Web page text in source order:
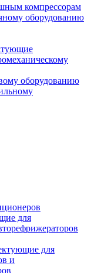
компрессорам
оборудованию
оборудованию
для
для
и